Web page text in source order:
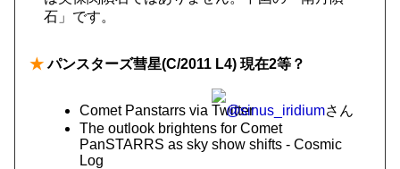
石」です。
★パンスターズ彗星(C/2011 L4) 現在2等？
Comet Panstarrs via @sinus_iridiumさん
The outlook brightens for Comet
PanSTARRS as sky show shifts - Cosmic
Log